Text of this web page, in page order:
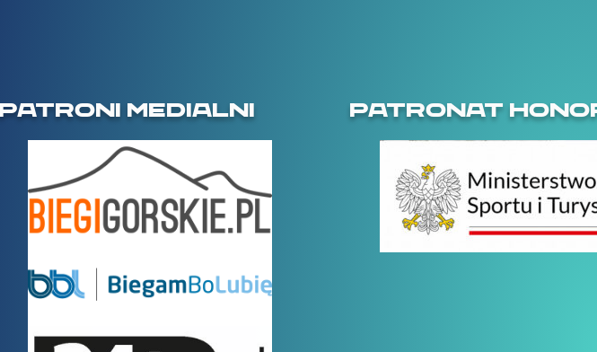
MEDIALNI PATRONAT